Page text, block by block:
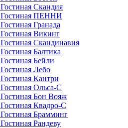
Гостиная Скандия
Гостиная ПЕННИ
Гостиная Гранада
Гостиная Викинг
Гостиная Скандинавия
Гостиная Балтика
Гостиная Бейли
Гостиная Лебо
Гостиная Кантри
Гостиная Ольса-С
Гостиная Бон Вояж
Гостиная Квадро-С
Гостиная Брамминг
Гостиная Рандеву